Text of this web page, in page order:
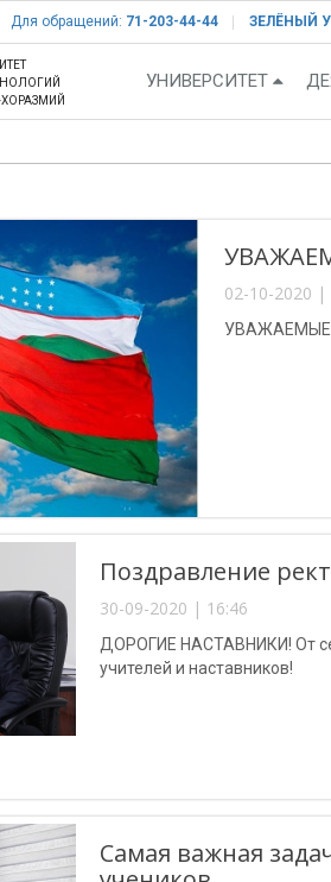
Для обращений: 71-203-44-44 ЗЕЛЁНЫЙ
УНИВЕРСИТЕТ
02-10-2020 |
УВАЖАЕМЫЕ
Поздравление
30-09-2020 | 16:46
ДОРОГИЕ НАСТАВНИКИ! От
учителей и наставников!
Самая важная